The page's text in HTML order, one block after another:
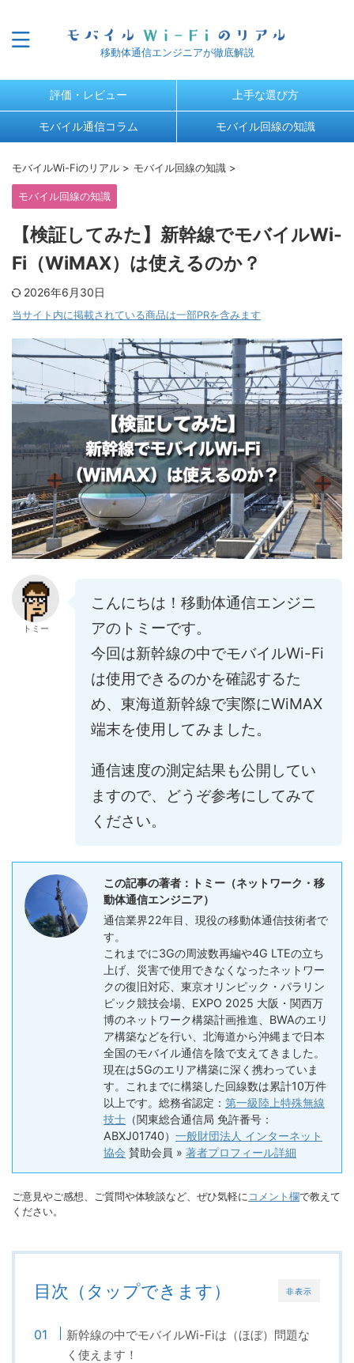
移動体通信エンジニアが徹底解説
評価・レビュー 上手な選び方
モバイル通信コラム モバイル回線の知識
モバイルWi-Fiのリアル > モバイル回線の知識 >
モバイル回線の知識
【検証してみた】新幹線でモバイルWi-
Fi（WiMAX）は使えるのか？
2026年6月30日
当サイト内に掲載されている商品は一部PRを含みます
トミー
こんにちは！移動体通信エンジニ
アのトミーです。
今回は新幹線の中でモバイルWi-Fi
は使用できるのかを確認するた
め、東海道新幹線で実際にWiMAX
端末を使用してみました。
通信速度の測定結果も公開してい
ますので、どうぞ参考にしてみて
ください。
この記事の著者：トミー（ネットワーク・移
動体通信エンジニア）
通信業界22年目、現役の移動体通信技術者で
す。
これまでに3Gの周波数再編や4G LTEの立ち
上げ、災害で使用できなくなったネットワー
クの復旧対応、東京オリンピック・パラリン
ピック競技会場、EXPO 2025 大阪・関西万
博のネットワーク構築計画推進、BWAのエリ
ア構築などを行い、北海道から沖縄まで日本
全国のモバイル通信を陰で支えてきました。
現在は5Gのエリア構築に深く携わっていま
す。これまでに構築した回線数は累計10万件
以上です。総務省認定： 第一級陸上特殊無線
技士 （関東総合通信局 免許番号：
ABXJ01740） 一般財団法人 インターネット
協会 賛助会員 » 著者プロフィール詳細
ご意見やご感想、ご質問や体験談など、ぜひ気軽に コメント欄で教えて
ください。
非表示
目次（タップできます）
新幹線の中でモバイルWi-Fiは（ほぼ）問題な
く使えます！